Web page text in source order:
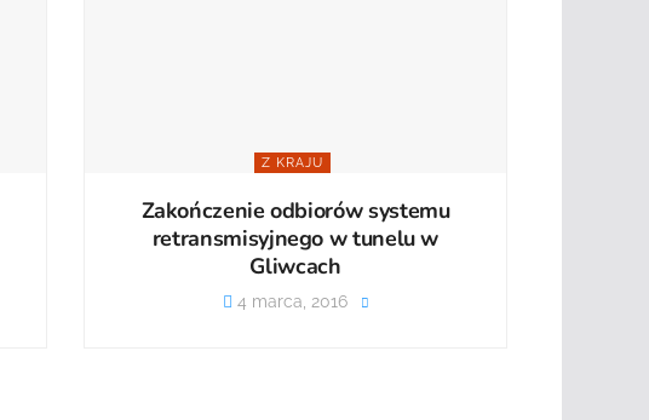
Z KRAJU
Zakończenie odbiorów systemu
retransmisyjnego w tunelu w
Gliwcach
4 marca, 2016